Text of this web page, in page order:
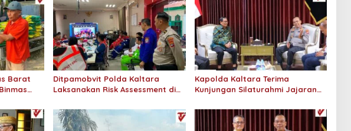
Barat
Ditpamobvit Polda Kaltara
Laksanakan Risk Assessment di
Kapolda Kaltara Terima
Kunjungan Silaturahmi Jajaran